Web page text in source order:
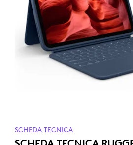
SCHEDA TECNICA